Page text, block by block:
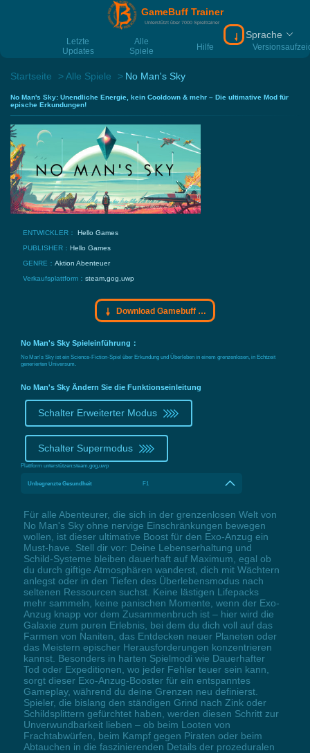
GameBuff Trainer
Unterstützt über 7000 Spieltrainer
Letzte
Updates
Alle
Spiele
Hilfe
Download
Sprache
Startseite Alle Spiele No Man's Sky
No Man's Sky: Unendliche Energie, kein Cooldown & mehr – Die ultimative Mod für
epische Erkundungen!
ENTWICKLER： Hello Games
PUBLISHER： Hello Games
GENRE： Aktion Abenteuer
Verkaufsplattform： steam,gog,uwp
Download Gamebuff Trainer
No Man's Sky Spieleinführung：
No Man's Sky ist ein Science-Fiction-Spiel über Erkundung und Überleben in einem grenzenlosen, in Echtzeit
generierten Universum.
No Man's Sky Ändern Sie die Funktionseinleitung
Schalter Erweiterter Modus
Schalter Supermodus
Plattform unterstützen:steam,gog,uwp
Unbegrenzte Gesundheit F1
Für alle Abenteurer, die sich in der grenzenlosen Welt von
No Man's Sky ohne nervige Einschränkungen bewegen
wollen, ist dieser ultimative Boost für den Exo-Anzug ein
Must-have. Stell dir vor: Deine Lebenserhaltung und
Schild-Systeme bleiben dauerhaft auf Maximum, egal ob
du durch giftige Atmosphären wanderst, dich mit Wächtern
anlegst oder in den Tiefen des Überlebensmodus nach
seltenen Ressourcen suchst. Keine lästigen Lifepacks
mehr sammeln, keine panischen Momente, wenn der Exo-
Anzug knapp vor dem Zusammenbruch ist – hier wird die
Galaxie zum puren Erlebnis, bei dem du dich voll auf das
Farmen von Naniten, das Entdecken neuer Planeten oder
das Meistern epischer Herausforderungen konzentrieren
kannst. Besonders in harten Spielmodi wie Dauerhafter
Tod oder Expeditionen, wo jeder Fehler teuer sein kann,
sorgt dieser Exo-Anzug-Booster für ein entspanntes
Gameplay, während du deine Grenzen neu definierst.
Spieler, die bislang den ständigen Grind nach Zink oder
Schildsplittern gefürchtet haben, werden diesen Schritt zur
Unverwundbarkeit lieben – ob beim Looten von
Frachtabwürfen, beim Kampf gegen Piraten oder beim
Abtauchen in die faszinierenden Details der prozeduralen